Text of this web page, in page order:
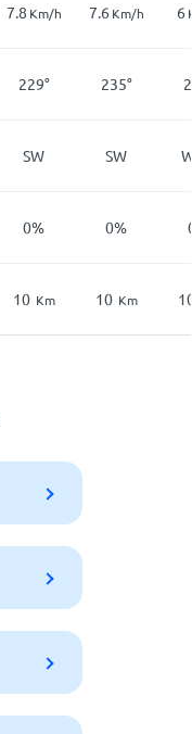
7.8 Km/h 7.6 Km/h 6
229° 235°
SW SW
0% 0%
10 Km 10 Km